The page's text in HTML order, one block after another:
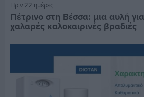
Πριν 22 ημέρες
Πέτρινο στη Βέσσα: μια αυλή
χαλαρές καλοκαιρινές βραδιές